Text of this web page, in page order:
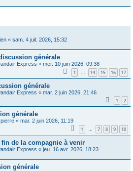
r
« sam. 4 juil. 2026, 15:32
générale
Express « mer. 10 juin 2026, 09:38
1 … 14 15 16 17
générale
Express « mar. 2 juin 2026, 21:46
1 2
générale
« mar. 2 juin 2026, 11:19
1 … 7 8 9 10
de la compagnie à venir
Express « jeu. 16 avr. 2026, 18:23
générale